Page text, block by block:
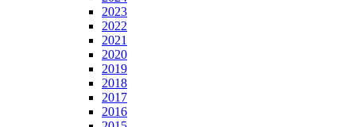
2023
2022
2021
2020
2019
2018
2017
2016